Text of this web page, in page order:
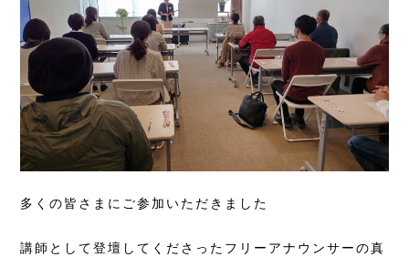
多くの皆さまにご参加いただきました
講師として登壇してくださったフリーアナウンサーの真